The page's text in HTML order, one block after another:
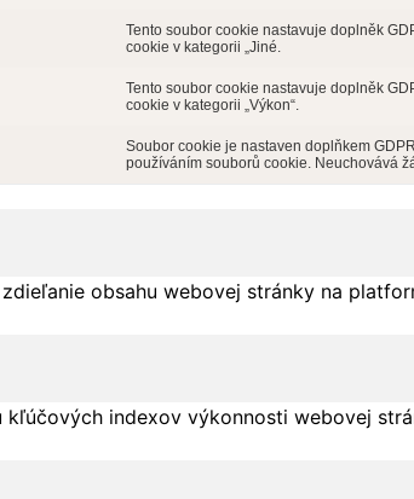
Tento soubor cookie nastavuje doplněk
cookie v kategorii „Jiné.
Tento soubor cookie nastavuje doplněk
cookie v kategorii „Výkon“.
Soubor cookie je nastaven doplňkem
používáním souborů cookie. Neuchovává
obsahu webovej stránky na
indexov výkonnosti webovej